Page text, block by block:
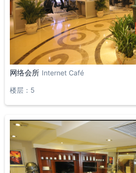
网络会所 Internet Café
楼层：5